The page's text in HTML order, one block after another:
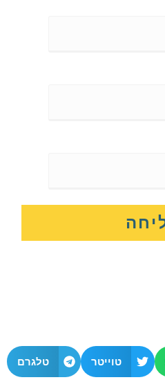
טוייטר טלגרם